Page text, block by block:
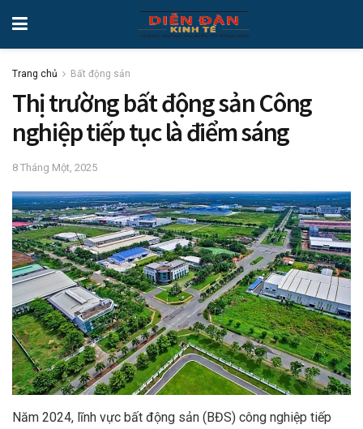
Trang chủ Bất động sản
Thị trường bất động sản Công
nghiệp tiếp tục là điểm sáng
8 Tháng Một, 2025
Năm 2024, lĩnh vực bất động sản (BĐS) công nghiệp tiếp